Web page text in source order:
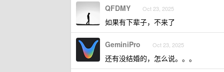
QFDMY Oct 23, 2025
如果有下辈子，不来了
GeminiPro Oct 23, 2025
还有没结婚的，怎么说。。。